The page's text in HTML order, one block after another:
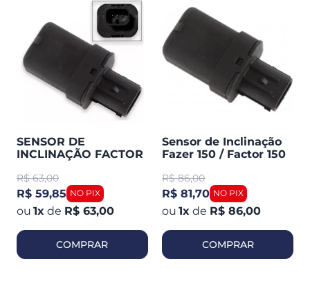
SENSOR DE
INCLINAÇÃO FACTOR
16-22 FAZER 150
XTZ150 CROSSER 16-
22 SMARTFOX
R$ 63,00
R$ 59,85
1x de R$ 63,00
COMPRAR
Sensor de Inclinação
Fazer 150 / Factor 150
125I 2017 / Fazer 250
2018-19 (ma
R$ 86,00
R$ 81,70
1x de R$ 86,00
COMPRAR